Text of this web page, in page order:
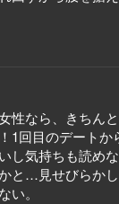
性なら、きちん
1回目のデートか
し気持ちも読め
と…見せびらか
い。